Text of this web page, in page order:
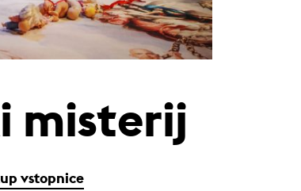
misterij
vstopnice